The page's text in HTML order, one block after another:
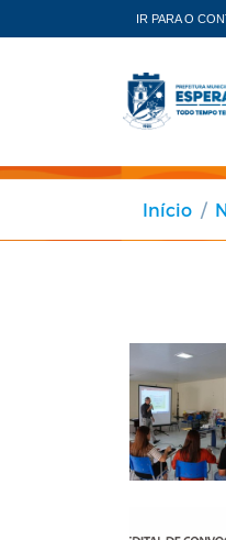
IR PARA O
Início